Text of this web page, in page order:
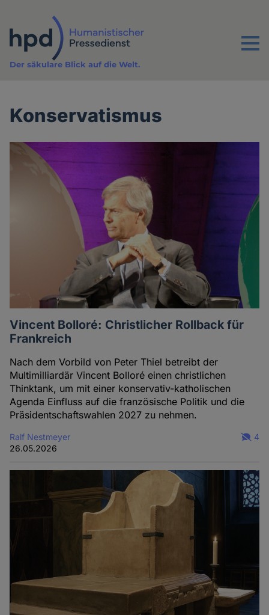
Inhalt
Menu
Der säkulare Blick auf die Welt.
Konservatismus
Vincent Bolloré: Christlicher Rollback für
Frankreich
Nach dem Vorbild von Peter Thiel betreibt der
Multimilliardär Vincent Bolloré einen christlichen
Thinktank, um mit einer konservativ-katholischen
Agenda Einfluss auf die französische Politik und die
Präsidentschaftswahlen 2027 zu nehmen.
Ralf Nestmeyer
26.05.2026
4